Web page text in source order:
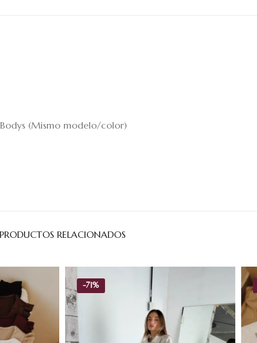
(Mismo modelo/color)
PRODUCTOS RELACIONADOS
-71%